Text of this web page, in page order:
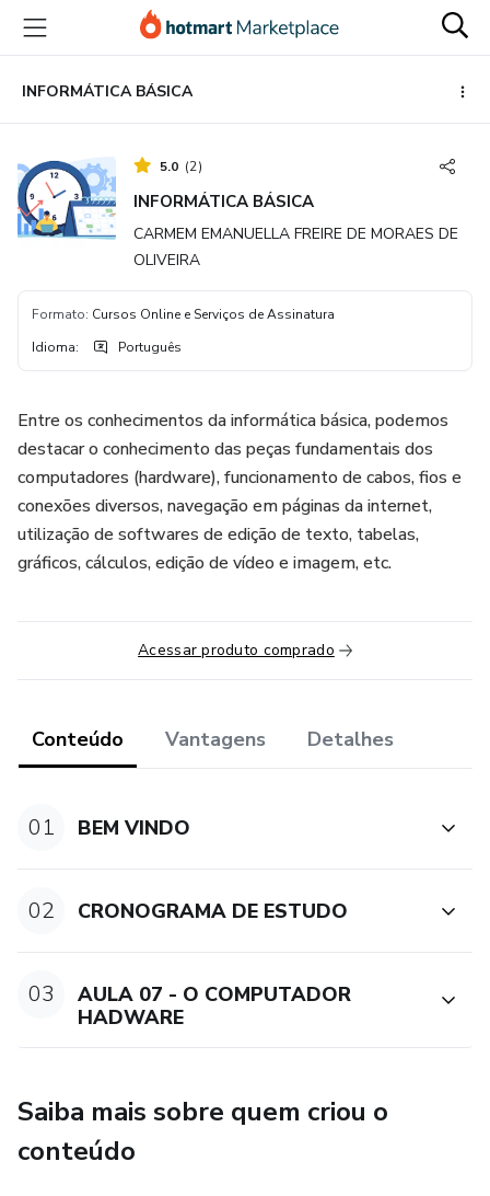
para
conteúdo
principal
para
pagamento
para
rodapé
INFORMÁTICA BÁSICA
5.0 (2)
INFORMÁTICA BÁSICA
CARMEM EMANUELLA FREIRE DE MORAES DE
OLIVEIRA
Formato: Cursos Online e Serviços de Assinatura
Idioma: Português
Entre os conhecimentos da informática básica, podemos
destacar o conhecimento das peças fundamentais dos
computadores (hardware), funcionamento de cabos, fios e
conexões diversos, navegação em páginas da internet,
utilização de softwares de edição de texto, tabelas,
gráficos, cálculos, edição de vídeo e imagem, etc.
Acessar produto comprado
Conteúdo Vantagens Detalhes
01 BEM VINDO
02 CRONOGRAMA DE ESTUDO
03
AULA 07 - O COMPUTADOR
HADWARE
Saiba mais sobre quem criou o
conteúdo